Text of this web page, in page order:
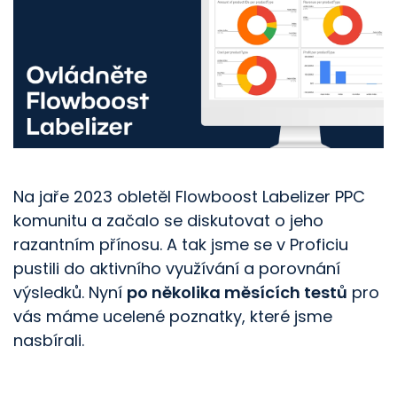
Na jaře 2023 obletěl Flowboost Labelizer PPC
komunitu a začalo se diskutovat o jeho
razantním přínosu. A tak jsme se v Proficiu
pustili do aktivního využívání a porovnání
výsledků. Nyní po několika měsících testů pro
vás máme ucelené poznatky, které jsme
nasbírali.